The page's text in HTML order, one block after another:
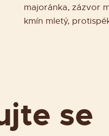
majoránka, zázvor
kmín mletý,
se